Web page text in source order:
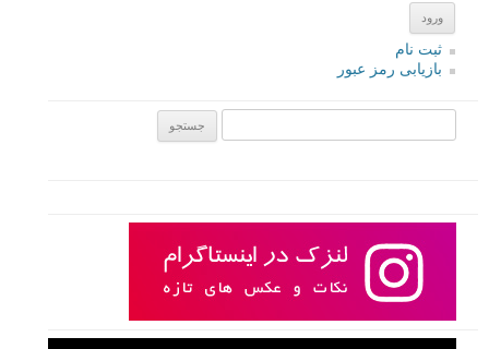
ثبت نام
بازیابی رمز عبور